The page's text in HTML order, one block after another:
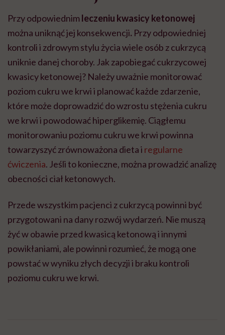
Przy odpowiednimleczeniu kwasicy ketonowej
można uniknąć jej konsekwencji. Przy odpowiedniej
kontroli i zdrowym stylu życia wiele osób z cukrzycą
uniknie danej choroby. Jak zapobiegać cukrzycowej
kwasicy ketonowej? Należy uważnie monitorować
poziom cukru we krwi i planować każde zdarzenie,
które może doprowadzić do wzrostu stężenia cukru
we krwi i powodować hiperglikemię. Ciągłemu
monitorowaniu poziomu cukru we krwi powinna
towarzyszyć zrównoważona dieta i regularne
ćwiczenia. Jeśli to konieczne, można prowadzić analizę
obecności ciał ketonowych.
Przede wszystkim pacjenci z cukrzycą powinni być
przygotowani na dany rozwój wydarzeń. Nie muszą
żyć w obawie przed kwasicą ketonową i innymi
powikłaniami, ale powinni rozumieć, że mogą one
powstać w wyniku złych decyzji i braku kontroli
poziomu cukru we krwi.